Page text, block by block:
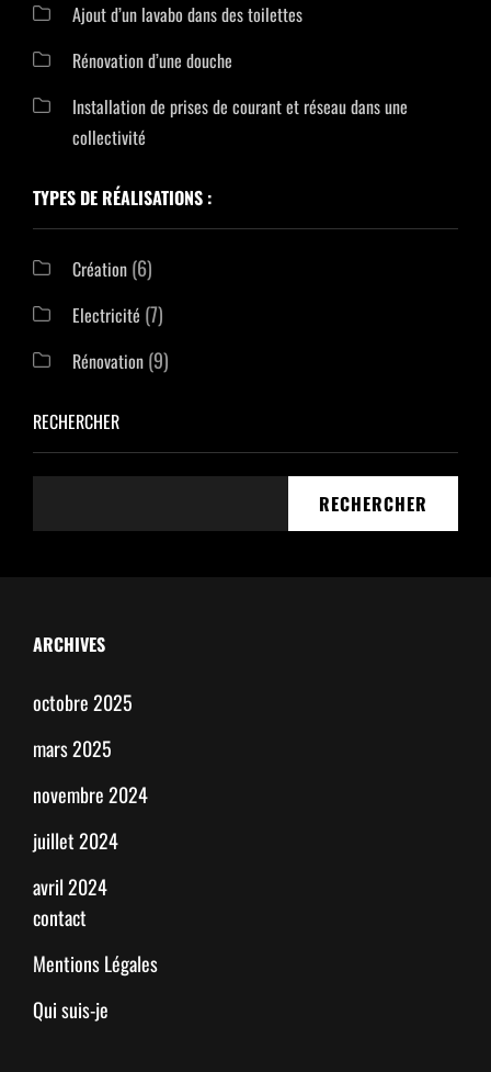
Ajout d’un lavabo dans des toilettes
Rénovation d’une douche
Installation de prises de courant et réseau dans une
collectivité
TYPES DE RÉALISATIONS :
Création (6)
Electricité (7)
Rénovation (9)
RECHERCHER
RECHERCHER
ARCHIVES
octobre 2025
mars 2025
novembre 2024
juillet 2024
avril 2024
contact
Mentions Légales
Qui suis-je